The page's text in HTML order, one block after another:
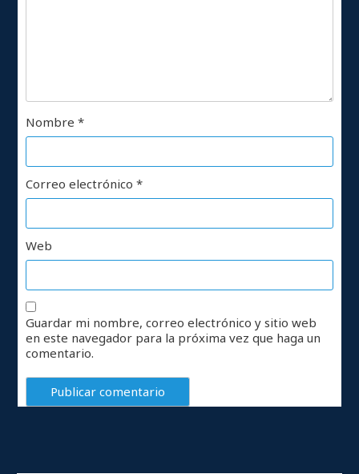
Nombre*
Correo electrónico*
Web
Guardar mi nombre, correo electrónico y sitio web
en este navegador para la próxima vez que haga un
comentario.